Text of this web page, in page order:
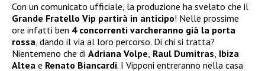
Con un comunicato ufficiale, la produzione ha svelato che il
Grande Fratello Vip partirà in anticipo! Nelle prossime
ore infatti ben 4 concorrenti varcheranno già la porta
rossa, dando il via al loro percorso. Di chi si tratta?
Nientemeno che di Adriana Volpe, Raul Dumitras, Ibiza
Altea e Renato Biancardi. I Vipponi entreranno nella casa